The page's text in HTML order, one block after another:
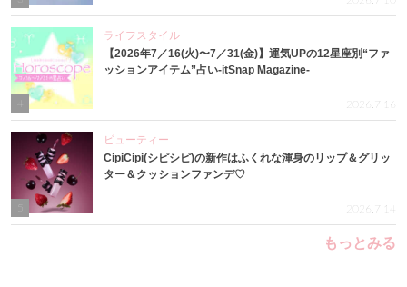
4
ライフスタイル
【2026年7／16(火)〜7／31(金)】運気UPの12星座別“ファ
ッションアイテム”占い-itSnap Magazine-
2026.7.16
ビューティー
CipiCipi(シピシピ)の新作はふくれな渾身のリップ＆グリッ
ター＆クッションファンデ♡
2026.7.14
もっとみる